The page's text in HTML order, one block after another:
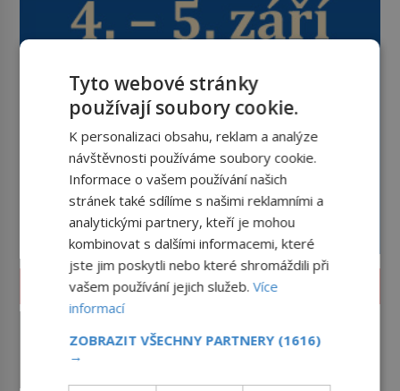
SVĚT ZLOČINU
Krysaře
Tyto webové stránky
používají soubory cookie.
K personalizaci obsahu, reklam a analýze
návštěvnosti používáme soubory cookie.
Informace o vašem používání našich
stránek také sdílíme s našimi reklamními a
analytickými partnery, kteří je mohou
kombinovat s dalšími informacemi, které
jste jim poskytli nebo které shromáždili při
vašem používání jejich služeb.Více
informací
ZOBRAZIT VŠECHNY PARTNERY (1616)
→